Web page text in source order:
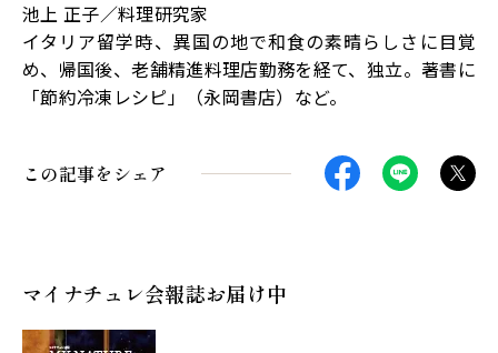
池上 正子／料理研究家
イタリア留学時、異国の地で和食の素晴らしさに目覚
め、帰国後、老舗精進料理店勤務を経て、独立。著書に
「節約冷凍レシピ」（永岡書店）など。
この記事をシェア
マイナチュレ会報誌お届け中